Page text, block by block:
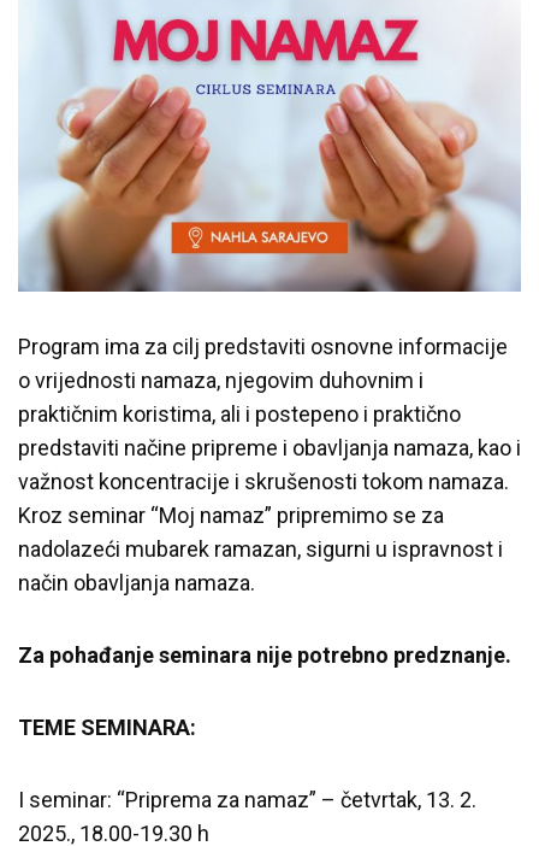
Program ima za cilj predstaviti osnovne informacije
o vrijednosti namaza, njegovim duhovnim i
praktičnim koristima, ali i postepeno i praktično
predstaviti načine pripreme i obavljanja namaza, kao i
važnost koncentracije i skrušenosti tokom namaza.
Kroz seminar “Moj namaz” pripremimo se za
nadolazeći mubarek ramazan, sigurni u ispravnost i
način obavljanja namaza.
Za pohađanje seminara nije potrebno predznanje.
TEME SEMINARA:
I seminar: “Priprema za namaz” – četvrtak, 13. 2.
2025., 18.00-19.30 h